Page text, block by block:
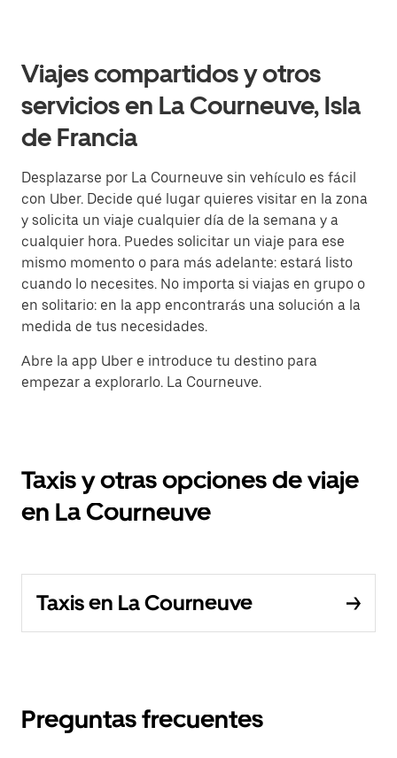
Viajes compartidos y otros
servicios en La Courneuve, Isla
de Francia
Desplazarse por La Courneuve sin vehículo es fácil
con Uber. Decide qué lugar quieres visitar en la zona
y solicita un viaje cualquier día de la semana y a
cualquier hora. Puedes solicitar un viaje para ese
mismo momento o para más adelante: estará listo
cuando lo necesites. No importa si viajas en grupo o
en solitario: en la app encontrarás una solución a la
medida de tus necesidades.
Abre la app Uber e introduce tu destino para
empezar a explorarlo. La Courneuve.
Taxis y otras opciones de viaje
en La Courneuve
Taxis en La Courneuve
Preguntas frecuentes